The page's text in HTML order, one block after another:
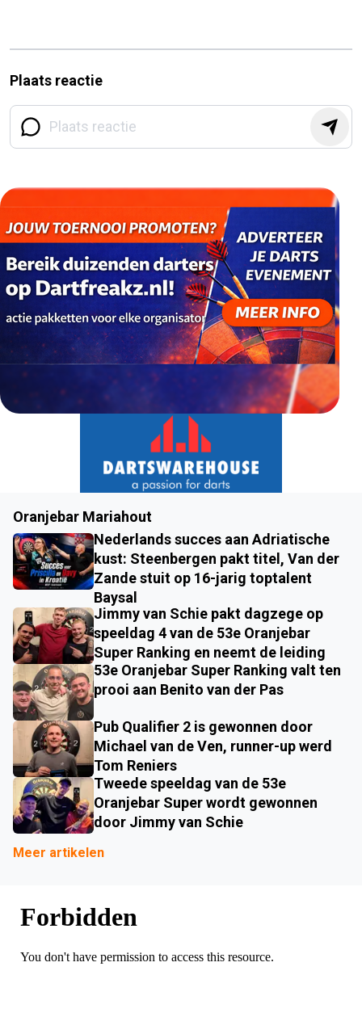
Plaats reactie
Oranjebar Mariahout
Nederlands succes aan Adriatische
kust: Steenbergen pakt titel, Van der
Zande stuit op 16-jarig toptalent
Baysal
Jimmy van Schie pakt dagzege op
speeldag 4 van de 53e Oranjebar
Super Ranking en neemt de leiding
53e Oranjebar Super Ranking valt ten
prooi aan Benito van der Pas
Pub Qualifier 2 is gewonnen door
Michael van de Ven, runner-up werd
Tom Reniers
Tweede speeldag van de 53e
Oranjebar Super wordt gewonnen
door Jimmy van Schie
Meer artikelen